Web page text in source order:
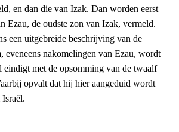
en dan die van Izak. Dan worden eerst
Ezau, de oudste zon van Izak, vermeld.
een uitgebreide beschrijving van de
eveneens nakomelingen van Ezau, wordt
eindigt met de opsomming van de twaalf
opvalt dat hij hier aangeduid wordt